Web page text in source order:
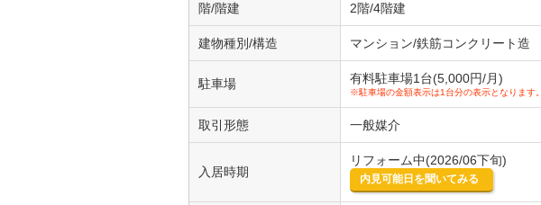
階/階建 2階/4階建
建物種別/構造 マンション/鉄筋コンクリート造
駐車場 有料駐車場1台(5,000円/月)
※駐車場の金額表示は1台分の表示となります。
取引形態 一般媒介
入居時期
リフォーム中(2026/06下旬)
内見可能日を聞いてみる